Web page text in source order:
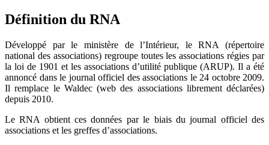
Définition du RNA
Développé par le ministère de l’Intérieur, le RNA (répertoire
national des associations) regroupe toutes les associations régies par
la loi de 1901 et les associations d’utilité publique (ARUP). Il a été
annoncé dans le journal officiel des associations le 24 octobre 2009.
Il remplace le Waldec (web des associations librement déclarées)
depuis 2010.
Le RNA obtient ces données par le biais du journal officiel des
associations et les greffes d’associations.